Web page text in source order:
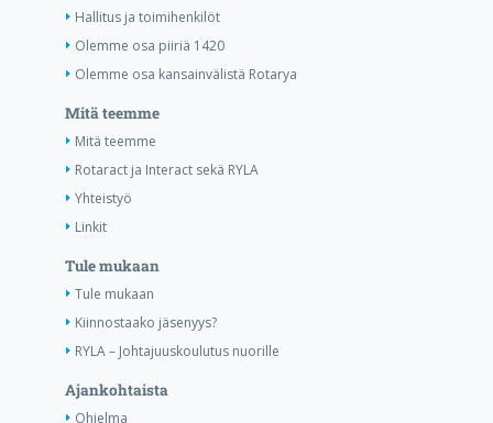
Hallitus ja toimihenkilöt
Olemme osa piiriä 1420
Olemme osa kansainvälistä Rotarya
Mitä teemme
Mitä teemme
Rotaract ja Interact sekä RYLA
Yhteistyö
Linkit
Tule mukaan
Tule mukaan
Kiinnostaako jäsenyys?
RYLA – Johtajuuskoulutus nuorille
Ajankohtaista
Ohjelma